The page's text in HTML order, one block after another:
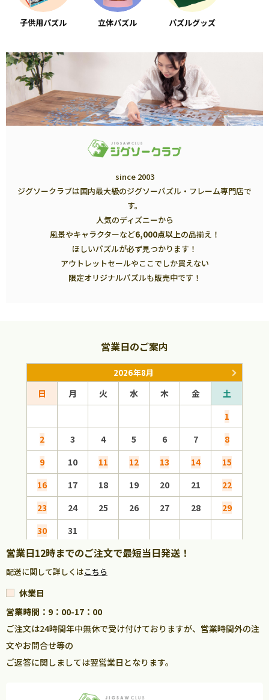
子供用パズル 立体パズル パズルグッズ
since 2003
ジグソークラブは国内最大級のジグソーパズル・フレーム専門店で
す。
人気のディズニーから
風景やキャラクターなど6,000点以上の品揃え！
ほしいパズルが必ず見つかります！
アウトレットセールやここでしか買えない
限定オリジナルパズルも販売中です！
営業日のご案内
2026年8月
日 月 火 水 木 金
土
1
2
3 4 5 6 7
8
9
10 11 12 13 14
15
16
17 18 19 20 21
22
23
24 25 26 27 28
29
30
31
営業日12時までのご注文で最短当日発送！
配送に関して詳しくはこちら
休業日
営業時間：9：00-17：00
ご注文は24時間年中無休で受け付けておりますが、営業時間外の注
文やお問合せ等の
ご返答に関しましては翌営業日となります。